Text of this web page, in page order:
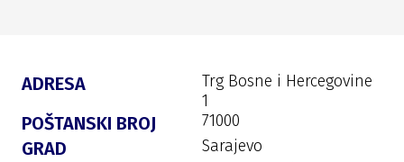
ADRESA
Trg Bosne i Hercegovine
1
POŠTANSKI BROJ 71000
GRAD Sarajevo